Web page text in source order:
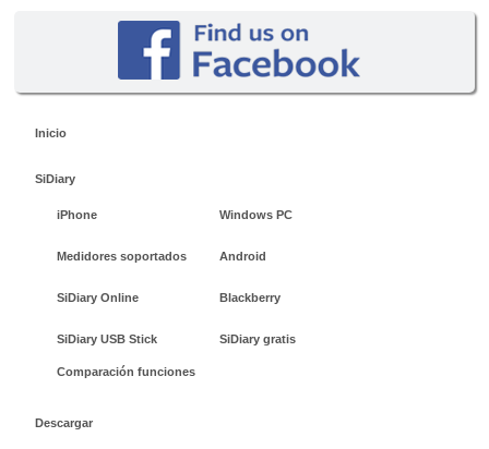
Inicio
SiDiary
iPhone Windows PC
Medidores soportados Android
SiDiary Online Blackberry
SiDiary USB Stick SiDiary gratis
Comparación funciones
Descargar